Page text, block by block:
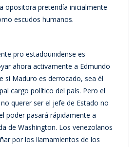
opositora pretendía inicialmente
escudos humanos.
pro estadounidense es
ahora activamente a Edmundo
si Maduro es derrocado, sea él
cargo político del país. Pero el
querer ser el jefe de Estado no
poder pasará rápidamente a
de Washington. Los venezolanos
por los llamamientos de los